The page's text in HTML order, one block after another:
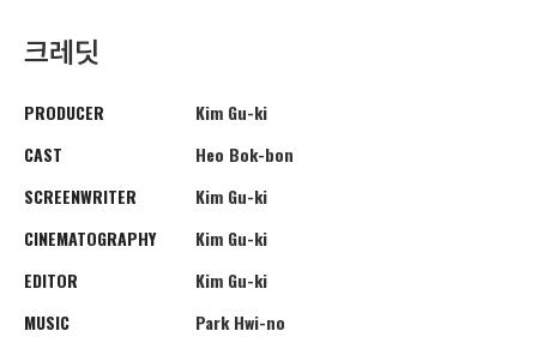
크레딧
PRODUCER
Kim Gu-ki
CAST
Heo Bok-bon
SCREENWRITER
Kim Gu-ki
CINEMATOGRAPHY
Kim Gu-ki
EDITOR
Kim Gu-ki
MUSIC
Park Hwi-no